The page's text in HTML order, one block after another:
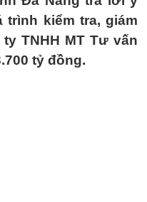
trình kiểm tra, giám
TNHH MT Tư vấn
tỷ đồng.